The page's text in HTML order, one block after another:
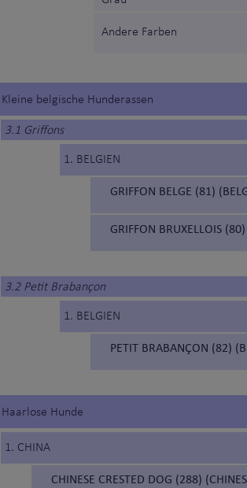
Andere Farben
Kleine belgische Hunderassen
3.1 Griffons
1. BELGIEN
GRIFFON BELGE (81)
GRIFFON BRUXELLOIS
3.2 Petit Brabançon
1. BELGIEN
PETIT BRABANÇON (82)
Haarlose Hunde
1. CHINA
CHINESE CRESTED DOG (288)